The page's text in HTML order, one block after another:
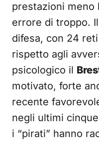
prestazioni meno
errore di troppo.
difesa, con 24
rispetto agli
psicologico il
motivato, forte
recente
negli ultimi
i “pirati” hanno